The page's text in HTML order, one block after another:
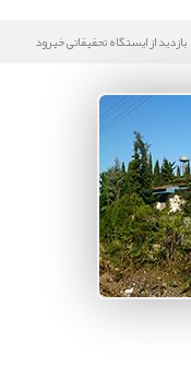
بازدید از ایستگاه تحقیقاتی خیرود